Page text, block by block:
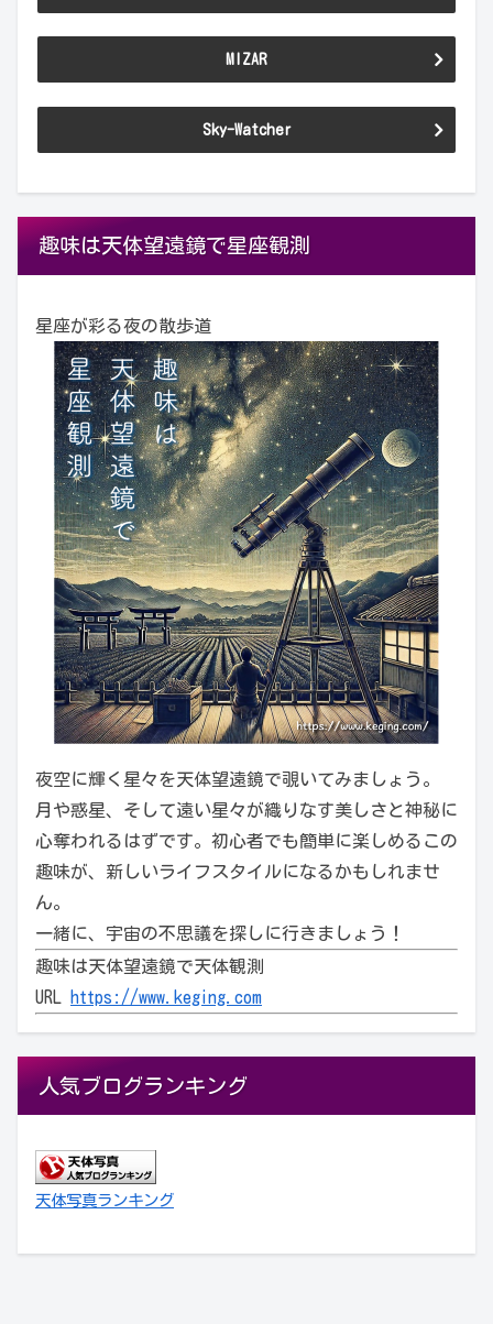
MIZAR
Sky-Watcher
趣味は天体望遠鏡で星座観測
星座が彩る夜の散歩道
夜空に輝く星々を天体望遠鏡で覗いてみましょう。
月や惑星、そして遠い星々が織りなす美しさと神秘に
心奪われるはずです。初心者でも簡単に楽しめるこの
趣味が、新しいライフスタイルになるかもしれませ
ん。
一緒に、宇宙の不思議を探しに行きましょう！
趣味は天体望遠鏡で天体観測
URL
https://www.keging.com
人気ブログランキング
天体写真ランキング